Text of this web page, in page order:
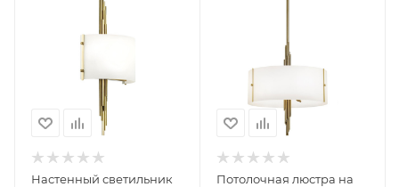
Настенный светильник
Потолочная люстра на